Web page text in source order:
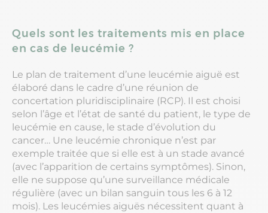
Quels sont les traitements mis en place
en cas de leucémie ?
Le plan de traitement d’une leucémie aiguë est
élaboré dans le cadre d’une réunion de
concertation pluridisciplinaire (RCP). Il est choisi
selon l’âge et l’état de santé du patient, le type de
leucémie en cause, le stade d’évolution du
cancer… Une leucémie chronique n’est par
exemple traitée que si elle est à un stade avancé
(avec l’apparition de certains symptômes). Sinon,
elle ne suppose qu’une surveillance médicale
régulière (avec un bilan sanguin tous les 6 à 12
mois). Les leucémies aiguës nécessitent quant à